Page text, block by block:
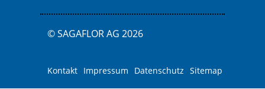
© SAGAFLOR AG 2026
Kontakt Impressum Datenschutz Sitemap